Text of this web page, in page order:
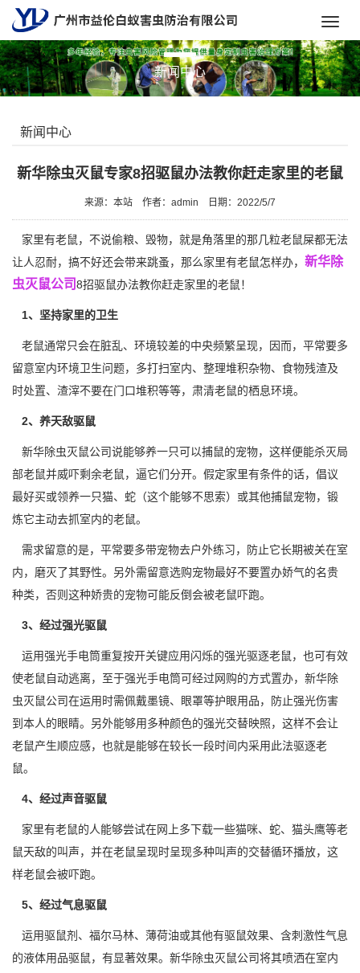
新闻中心
新闻中心
新华除虫灭鼠专家8招驱鼠办法教你赶走家里的老鼠
来源：本站 作者：admin 日期：2022/5/7
家里有老鼠，不说偷粮、毁物，就是角落里的那几粒老鼠屎都无法
让人忍耐，搞不好还会带来跳蚤，那么家里有老鼠怎样办， 新华除
虫灭鼠公司8招驱鼠办法教你赶走家里的老鼠！
1、坚持家里的卫生
老鼠通常只会在脏乱、环境较差的中央频繁呈现，因而，平常要多
留意室内环境卫生问题，多打扫室内、整理堆积杂物、食物残渣及
时处置、渣滓不要在门口堆积等等，肃清老鼠的栖息环境。
2、养天敌驱鼠
新华除虫灭鼠公司说能够养一只可以捕鼠的宠物，这样便能杀灭局
部老鼠并威吓剩余老鼠，逼它们分开。假定家里有条件的话，倡议
最好买或领养一只猫、蛇（这个能够不思索）或其他捕鼠宠物，锻
炼它主动去抓室内的老鼠。
需求留意的是，平常要多带宠物去户外练习，防止它长期被关在室
内，磨灭了其野性。另外需留意选购宠物最好不要置办娇气的名贵
种类，否则这种娇贵的宠物可能反倒会被老鼠吓跑。
3、经过强光驱鼠
运用强光手电筒重复按开关键应用闪烁的强光驱逐老鼠，也可有效
使老鼠自动逃离，至于强光手电筒可经过网购的方式置办，新华除
虫灭鼠公司在运用时需佩戴墨镜、眼罩等护眼用品，
防止强光伤害
到本人的眼睛。另外能够用多种颜色的强光交替映照，这样不会让
老鼠产生顺应感，也就是能够在较长一段时间内采用此法驱逐老
鼠。
4、经过声音驱鼠
家里有老鼠的人能够尝试在网上多下载一些猫咪、蛇、猫头鹰等老
鼠天敌的叫声，并在老鼠呈现时呈现多种叫声的交替循环播放，这
样老鼠会被吓跑。
5、经过气息驱鼠
运用驱鼠剂、福尔马林、薄荷油或其他有驱鼠效果、含刺激性气息
的液体用品驱鼠，有显著效果。新华除虫灭鼠公司将其喷洒在室内